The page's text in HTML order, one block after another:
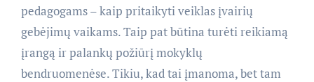
pedagogams – kaip pritaikyti veiklas įvairių
gebėjimų vaikams. Taip pat būtina turėti reikiamą
įrangą ir palankų požiūrį mokyklų
bendruomenėse. Tikiu, kad tai įmanoma, bet tam